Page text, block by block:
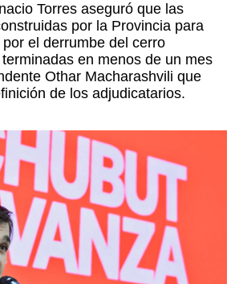
Torres aseguró que las
por la Provincia para
el derrumbe del cerro
en menos de un mes
Othar Macharashvili que
de los adjudicatarios.